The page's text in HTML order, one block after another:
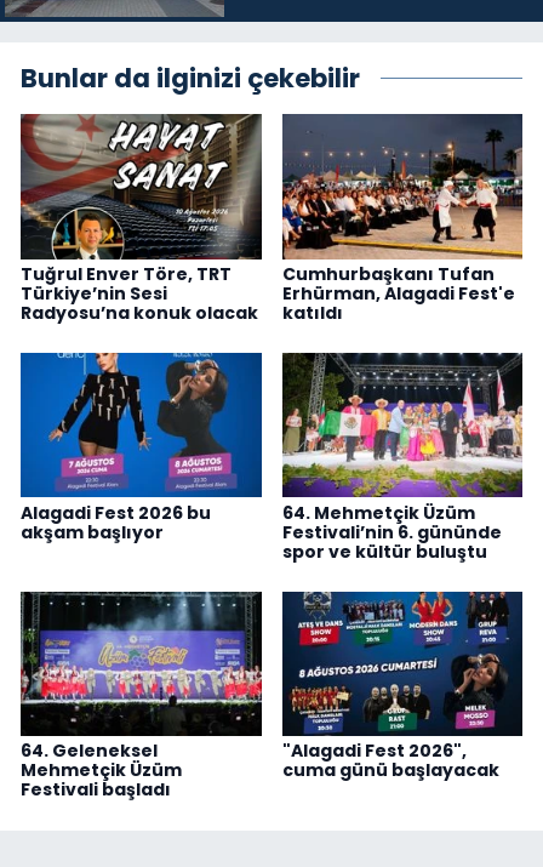
Bunlar da ilginizi çekebilir
Tuğrul Enver Töre, TRT
Türkiye’nin Sesi
Radyosu’na konuk olacak
Cumhurbaşkanı Tufan
Erhürman, Alagadi Fest'e
katıldı
Alagadi Fest 2026 bu
akşam başlıyor
64. Mehmetçik Üzüm
Festivali’nin 6. gününde
spor ve kültür buluştu
64. Geleneksel
Mehmetçik Üzüm
Festivali başladı
"Alagadi Fest 2026",
cuma günü başlayacak